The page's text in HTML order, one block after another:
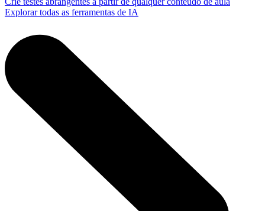
Explorar todas as ferramentas de IA